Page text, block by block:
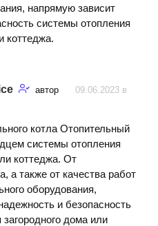
напрямую зависит
системы отопления
коттеджа.
автор
09.06.2023 в
котла Отопительный
системы отопления
коттеджа. От
а также от качества работ
оборудования,
и безопасность
дома или